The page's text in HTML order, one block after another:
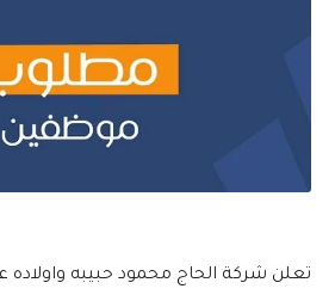
تعلن شركة الحاج محمود حبيبه